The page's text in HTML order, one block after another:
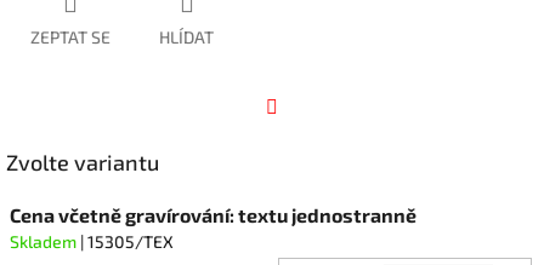
ZEPTAT SE HLÍDAT
Zvolte variantu
Cena včetně gravírování: textu jednostranně
Skladem | 15305/TEX